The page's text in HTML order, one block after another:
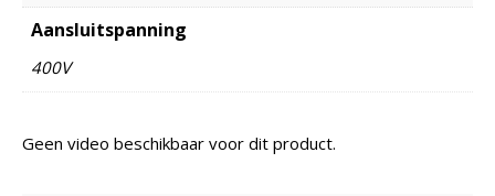
Aansluitspanning
400V
Geen video beschikbaar voor dit product.